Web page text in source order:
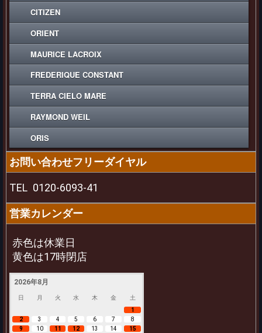
CITIZEN
ORIENT
MAURICE LACROIX
FREDERIQUE CONSTANT
TERRA CIELO MARE
RAYMOND WEIL
ORIS
お問い合わせフリーダイヤル
TEL 0120-6093-41
営業カレンダー
赤色は休業日
黄色は17時閉店
2026年8月
日 月 火 水 木 金
土
1
2
3 4 5 6 7
8
9
10 11 12 13 14
15